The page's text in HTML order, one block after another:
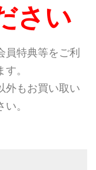
さい
員特典等をご利
。
外もお買い取い
。